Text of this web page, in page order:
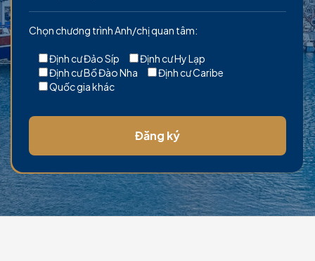
Chọn chương trình Anh/chị quan tâm:
Định cư Đảo Síp
Định cư Hy Lạp
Định cư Bồ Đào Nha
Định cư Caribe
Quốc gia khác